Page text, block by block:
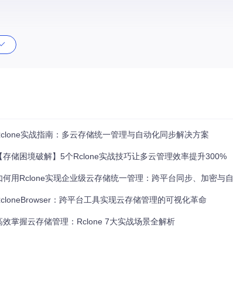
实战指南：多云存储统一管理与自动化同步解决方案
存储困境破解】5个Rclone实战技巧让多云管理效率提升300%
何用Rclone实现企业级云存储统一管理：跨平台同步、加密与自动化指南
：跨平台工具实现云存储管理的可视化革命
效掌握云存储管理：Rclone 7大实战场景全解析